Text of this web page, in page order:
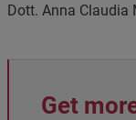
Dott. Anna Claudia
Get